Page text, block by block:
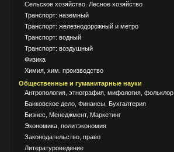
Сельское хозяйство. Лесное хозяйство
Транспорт: наземный
Транспорт: железнодорожный и метро
Транспорт: водный
Транспорт: воздушный
Физика
Химия, хим. производство
Общественные и гуманитарные науки
Антропология, этнография, мифология, фольклор
Банковское дело, Финансы, Бухгалтерия
Бизнес, Менеджмент, Маркетинг
Экономика, политэкономия
Законодательство, право
Литературоведение